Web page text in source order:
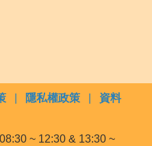
隱私權政策
資料
~ 12:30 & 13:30 ~